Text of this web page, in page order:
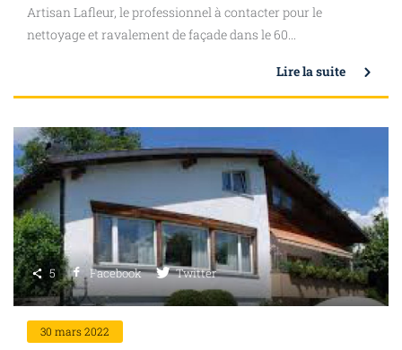
Artisan Lafleur, le professionnel à contacter pour le
nettoyage et ravalement de façade dans le 60...
Lire la suite
5 Facebook Twitter
30 mars 2022